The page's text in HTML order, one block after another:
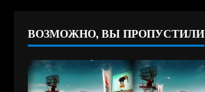
ВОЗМОЖНО, ВЫ ПРОПУСТИЛИ